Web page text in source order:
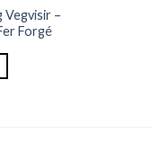
Vegvisir –
Forgé